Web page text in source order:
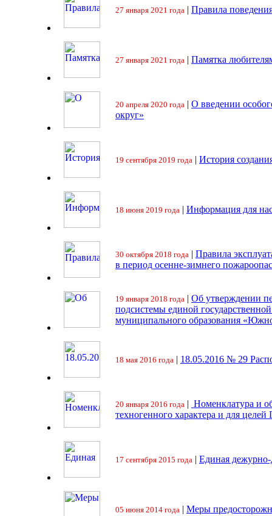
27 января 2021 года | Правила
27 января 2021 года | Памятка
20 апреля 2020 года | О введении
округ»
19 сентября 2019 года | История
18 июня 2019 года | Информация для
30 октября 2018 года | Правила
в период осенне-зимнего
19 января 2018 года | Об утверждении
подсистемы единой
муниципального образования
18 мая 2016 года | 18.05.2016 № 29
20 января 2016 года | Номенклатура и
техногенного характера и для целей
17 сентября 2015 года | Единая
05 июня 2014 года | Меры